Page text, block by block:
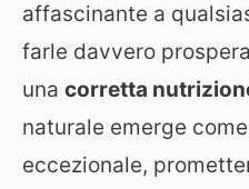
affascinante a
farle davvero
una corretta
naturale emerge
eccezionale,